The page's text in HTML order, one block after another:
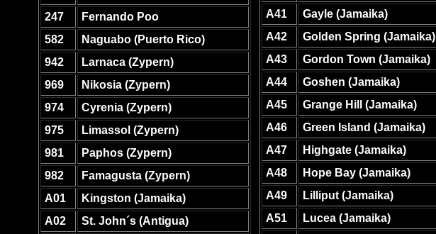
247
Fernando Poo
582
Naguabo (Puerto Rico)
942
Larnaca (Zypern)
969
Nikosia (Zypern)
974
Cyrenia (Zypern)
975
Limassol (Zypern)
981
Paphos (Zypern)
982
Famagusta (Zypern)
A01
Kingston (Jamaika)
A02
St. John´s (Antigua)
A41
Gayle (Jamaika)
A42
Golden Spring (Jamaika)
A43
Gordon Town (Jamaika)
A44
Goshen (Jamaika)
A45
Grange Hill (Jamaika)
A46
Green Island (Jamaika)
A47
Highgate (Jamaika)
A48
Hope Bay (Jamaika)
A49
Lilliput (Jamaika)
A51
Lucea (Jamaika)